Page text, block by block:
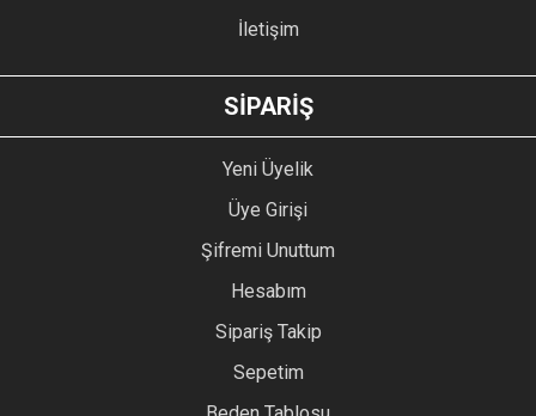
GÖNDER
İletişim
SİPARİŞ
Yeni Üyelik
Üye Girişi
Şifremi Unuttum
Hesabım
Sipariş Takip
Sepetim